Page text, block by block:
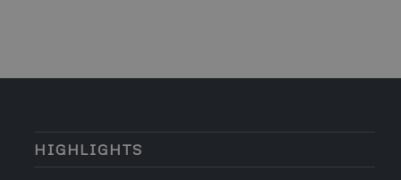
HIGHLIGHTS